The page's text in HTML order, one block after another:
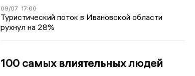
09/07 17:00
Туристический поток в Ивановской области
рухнул на 28%
100 самых влиятельных людей